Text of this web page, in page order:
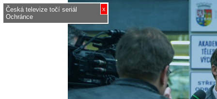
x
Česká televize točí seriál
Ochránce